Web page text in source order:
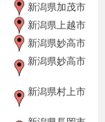
新潟県加茂市
新潟県上越市
新潟県妙高市
新潟県妙高市
新潟県村上市